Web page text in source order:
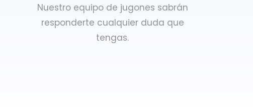
Nuestro equipo de jugones sabrán
responderte cualquier duda que
tengas.